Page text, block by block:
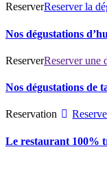
ReserverReserver la
Nos dégustations
ReserverReserver une
Nos dégustations de
Reservation
Le restaurant 100%